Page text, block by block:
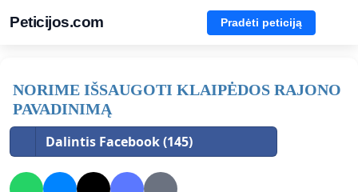
Peticijos.com Pradėti peticiją
NORIME IŠSAUGOTI KLAIPĖDOS RAJONO
PAVADINIMĄ
Dalintis Facebook (145)